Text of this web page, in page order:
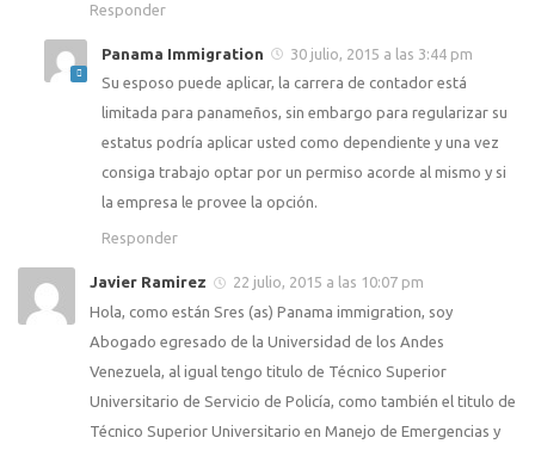
Responder
Panama Immigration
30 julio, 2015 a las 3:44 pm
Su esposo puede aplicar, la carrera de contador está
limitada para panameños, sin embargo para regularizar su
estatus podría aplicar usted como dependiente y una vez
consiga trabajo optar por un permiso acorde al mismo y si
la empresa le provee la opción.
Responder
Javier Ramirez
22 julio, 2015 a las 10:07 pm
Hola, como están Sres (as) Panama immigration, soy
Abogado egresado de la Universidad de los Andes
Venezuela, al igual tengo titulo de Técnico Superior
Universitario de Servicio de Policía, como también el titulo de
Técnico Superior Universitario en Manejo de Emergencias y